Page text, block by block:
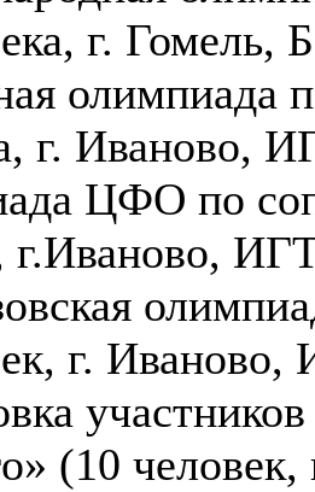
г. Гомель,
олимпиада
г. Иваново,
ЦФО по
г.Иваново,
г.
(10